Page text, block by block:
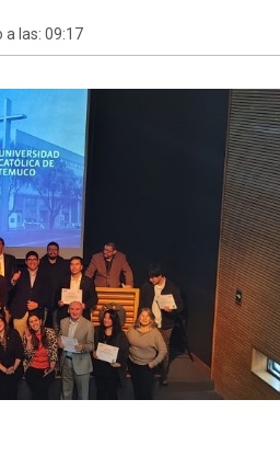
a las: 09:17